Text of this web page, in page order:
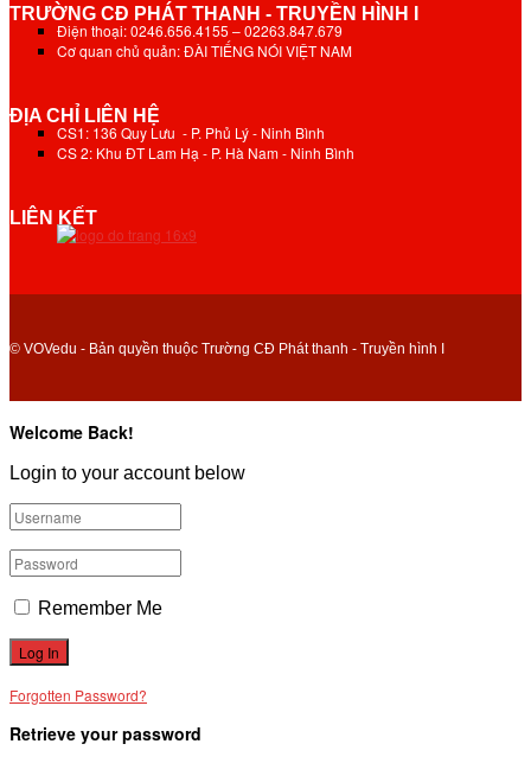
TRƯỜNG CĐ PHÁT THANH - TRUYỀN HÌNH I
Điện thoại: 0246.656.4155 – 02263.847.679
Cơ quan chủ quản: ĐÀI TIẾNG NÓI VIỆT NAM
ĐỊA CHỈ LIÊN HỆ
CS1: 136 Quy Lưu - P. Phủ Lý - Ninh Bình
CS 2: Khu ĐT Lam Hạ - P. Hà Nam - Ninh Bình
LIÊN KẾT
© VOVedu - Bản quyền thuộc Trường CĐ Phát thanh - Truyền hình I
Welcome Back!
Login to your account below
Remember Me
Forgotten Password?
Retrieve your password